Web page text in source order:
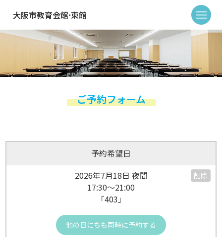
大阪市教育会館⋅東館
ご予約フォーム
予約希望日
2026年7月18日 夜間
17:30～21:00
「403」
削除
他の日にちも同時に予約する